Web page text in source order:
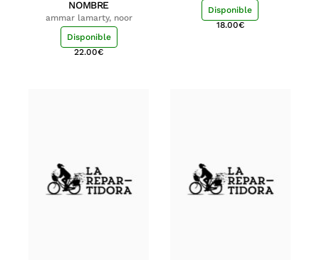
NOMBRE
ammar lamarty, noor
Disponible
22.00€
Disponible
18.00€